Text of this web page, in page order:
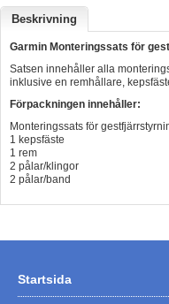
LAGERRENSING
Begagnade Motorer &
Beskrivning
Garmin Monteringssats för
Satsen innehåller alla
inklusive en remhållare,
Förpackningen innehåller:
Monteringssats för
1 kepsfäste
1 rem
2 pålar/klingor
2 pålar/band
Startsida